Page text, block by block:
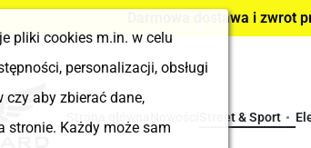
Darmowa dostawa i zwrot
Street & Sport
pliki cookies m.in. w celu
personalizacji, obsługi
aby zbierać dane,
stronie. Każdy może sam